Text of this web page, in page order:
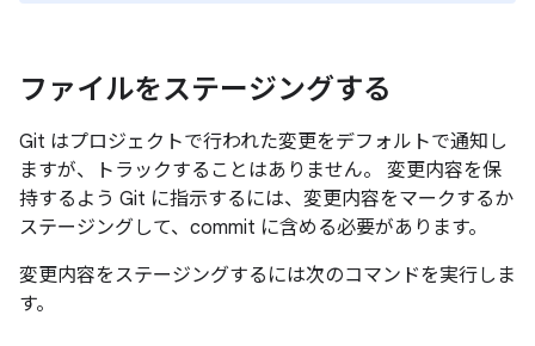
ファイルをステージングする
Git はプロジェクトで行われた変更をデフォルトで通知し
ますが、トラックすることはありません。 変更内容を保
持するよう Git に指示するには、変更内容をマークするか
ステージングして、commit に含める必要があります。
変更内容をステージングするには次のコマンドを実行しま
す。